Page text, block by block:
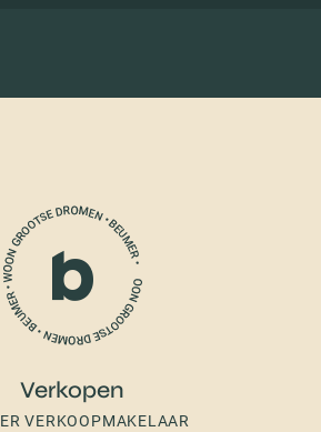
Verkopen
VERKOOPMAKELAAR